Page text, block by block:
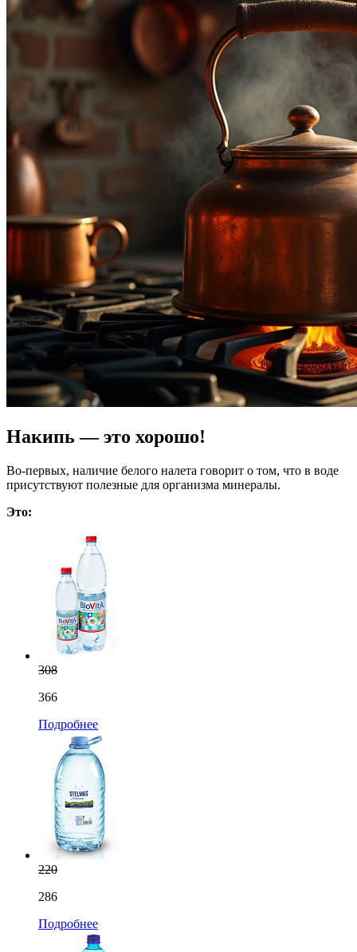
Накипь — это хорошо!
Во-первых, наличие белого налета говорит о том, что в воде
присутствуют полезные для организма минералы.
Это:
308
366
Подробнее
220
286
Подробнее